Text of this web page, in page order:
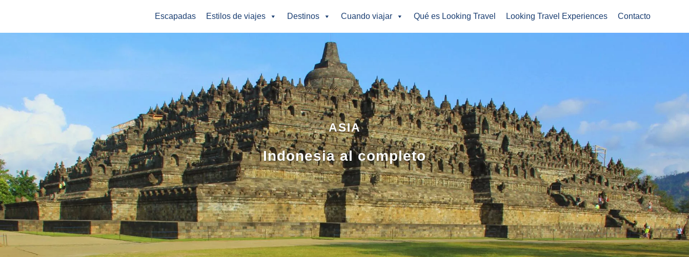
Escapadas Estilos de viajes Destinos Cuando viajar Qué es Looking Travel Looking Travel Experiences Contacto
ASIA
Indonesia al completo